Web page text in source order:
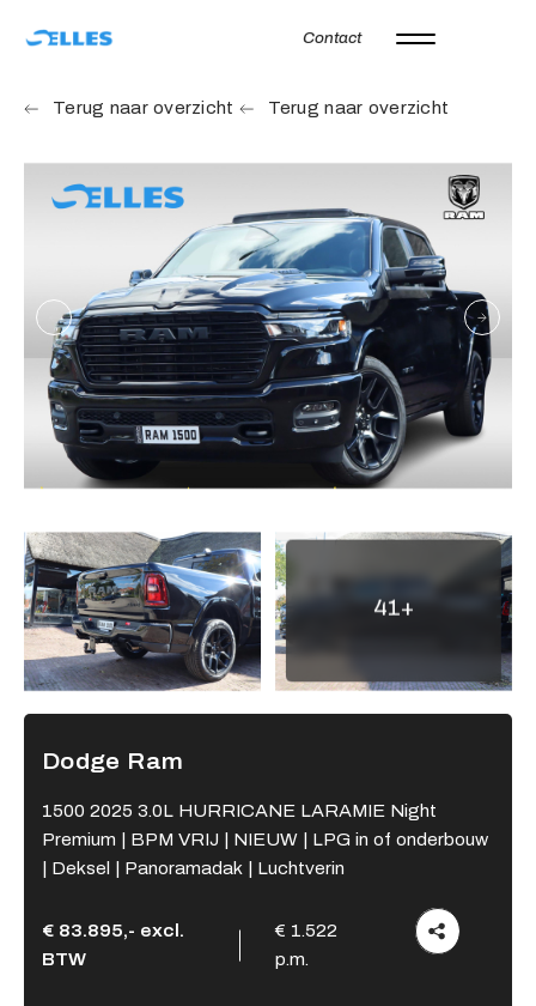
Contact
Home
Autoverhuur
Onze merken
Diensten
Werkplaats
Over ons
Verkocht
Vacatures
Contact
Adres
Kamperzeedijk 87-89
8281 PC Genemuiden
Za
9:00 - 17:00
Openingstijden werkplaats
Terug naar overzicht Terug naar overzicht
41+
Dodge Ram
1500 2025 3.0L HURRICANE LARAMIE Night
Premium | BPM VRIJ | NIEUW | LPG in of onderbouw
| Deksel | Panoramadak | Luchtverin
€ 83.895,- excl.
BTW
€ 1.522
p.m.